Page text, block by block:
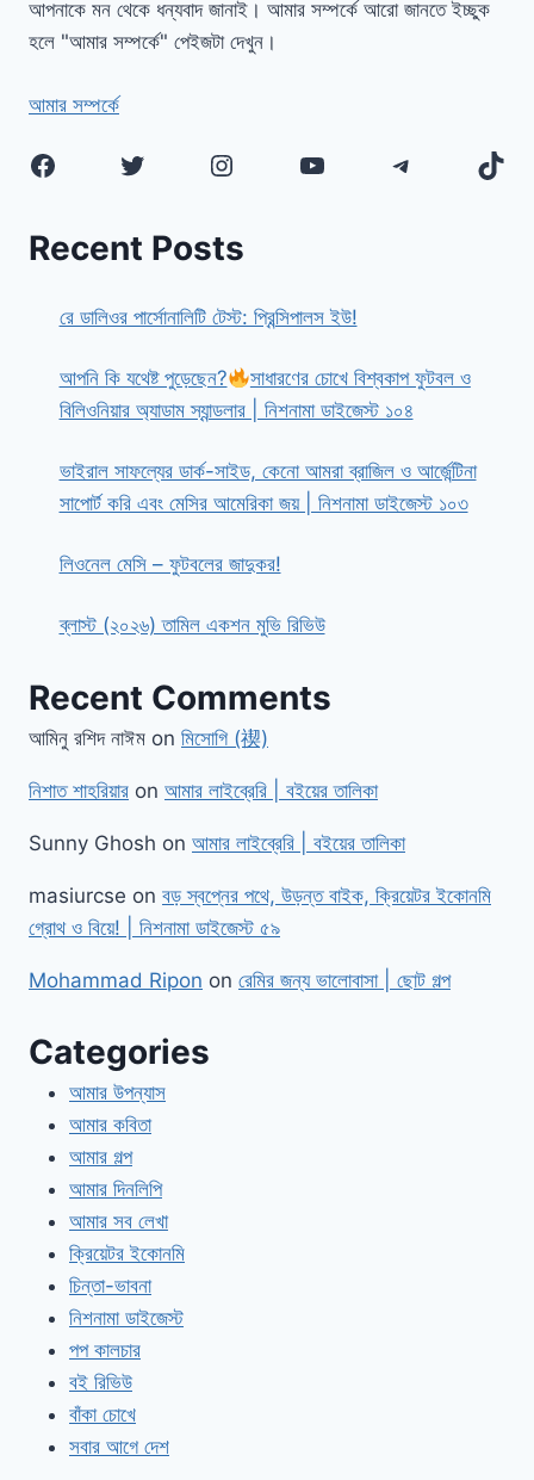
আপনাকে মন থেকে ধন্যবাদ জানাই। আমার সম্পর্কে আরো জানতে ইচ্ছুক
হলে "আমার সম্পর্কে" পেইজটা দেখুন।
আমার সম্পর্কে
FacebookTwitterInstagramYouTubeTelegram
Recent Posts
রে ডালিওর পার্সোনালিটি টেস্ট: প্রিন্সিপালস ইউ!
আপনি কি যথেষ্ট পুড়েছেন?
সাধারণের চোখে বিশ্বকাপ ফুটবল ও
বিলিওনিয়ার অ্যাডাম স্যান্ডলার | নিশনামা ডাইজেস্ট ১০৪
ভাইরাল সাফল্যের ডার্ক-সাইড, কেনো আমরা ব্রাজিল ও আর্জেন্টিনা
সাপোর্ট করি এবং মেসির আমেরিকা জয় | নিশনামা ডাইজেস্ট ১০৩
লিওনেল মেসি – ফুটবলের জাদুকর!
ব্লাস্ট (২০২৬) তামিল একশন মুভি রিভিউ
Recent Comments
আমিনু রশিদ নাঈম on মিসোগি (禊)
নিশাত শাহরিয়ার on আমার লাইব্রেরি | বইয়ের তালিকা
Sunny Ghosh on আমার লাইব্রেরি | বইয়ের তালিকা
masiurcse on বড় স্বপ্নের পথে, উড়ন্ত বাইক, ক্রিয়েটর ইকোনমি
গ্রোথ ও বিয়ে! | নিশনামা ডাইজেস্ট ৫৯
Mohammad Ripon on রেমির জন্য ভালোবাসা | ছোট গল্প
Categories
আমার উপন্যাস
আমার কবিতা
আমার গল্প
আমার দিনলিপি
আমার সব লেখা
ক্রিয়েটর ইকোনমি
চিন্তা-ভাবনা
নিশনামা ডাইজেস্ট
পপ কালচার
বই রিভিউ
বাঁকা চোখে
সবার আগে দেশ